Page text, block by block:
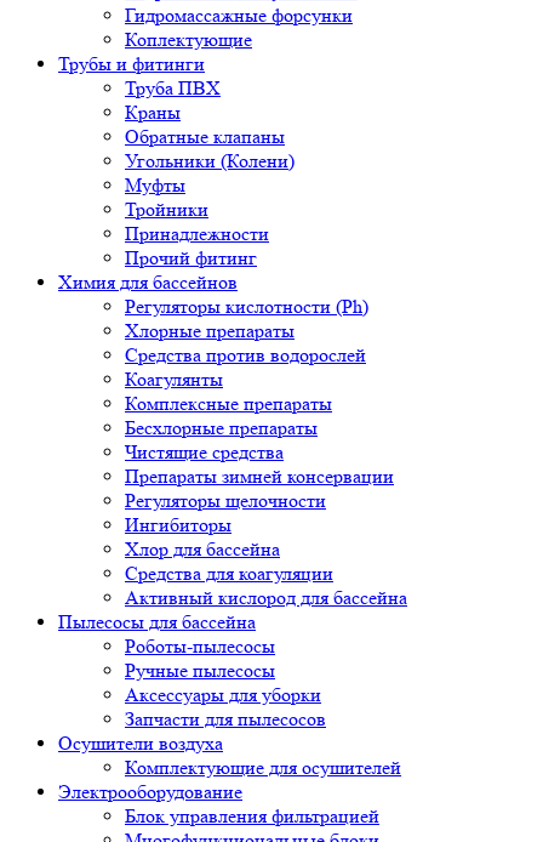
Гидромассажные форсунки
Коплектующие
Трубы и фитинги
Труба ПВХ
Краны
Обратные клапаны
Угольники (Колени)
Муфты
Тройники
Принадлежности
Прочий фитинг
Химия для бассейнов
Регуляторы кислотности (Ph)
Хлорные препараты
Средства против водорослей
Коагулянты
Комплексные препараты
Бесхлорные препараты
Чистящие средства
Препараты зимней консервации
Регуляторы щелочности
Ингибиторы
Хлор для бассейна
Средства для коагуляции
Активный кислород для бассейна
Пылесосы для бассейна
Роботы-пылесосы
Ручные пылесосы
Аксессуары для уборки
Запчасти для пылесосов
Осушители воздуха
Комплектующие для осушителей
Электрооборудование
Блок управления фильтрацией